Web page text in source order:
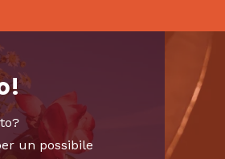
un possibile